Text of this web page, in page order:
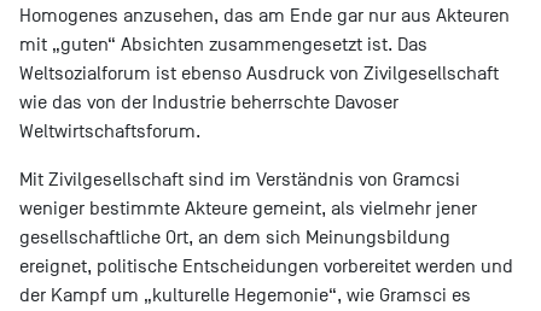
Homogenes anzusehen, das am Ende gar nur aus Akteuren
mit „guten“ Absichten zusammengesetzt ist. Das
Weltsozialforum ist ebenso Ausdruck von Zivilgesellschaft
wie das von der Industrie beherrschte Davoser
Weltwirtschaftsforum.
Mit Zivilgesellschaft sind im Verständnis von Gramcsi
weniger bestimmte Akteure gemeint, als vielmehr jener
gesellschaftliche Ort, an dem sich Meinungsbildung
ereignet, politische Entscheidungen vorbereitet werden und
der Kampf um „kulturelle Hegemonie“, wie Gramsci es